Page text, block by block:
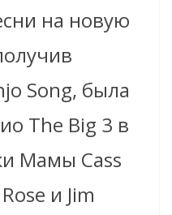
на новую
Song, была
The Big 3 в
Мамы Cass
и Jim